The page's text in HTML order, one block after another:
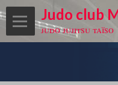
judo jujitsu taïso